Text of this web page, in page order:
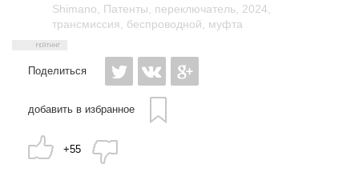
Shimano, Патенты, переключатель, 2024,
трансмиссия, беспроводной, муфта
Поделиться
добавить в избранное
+55